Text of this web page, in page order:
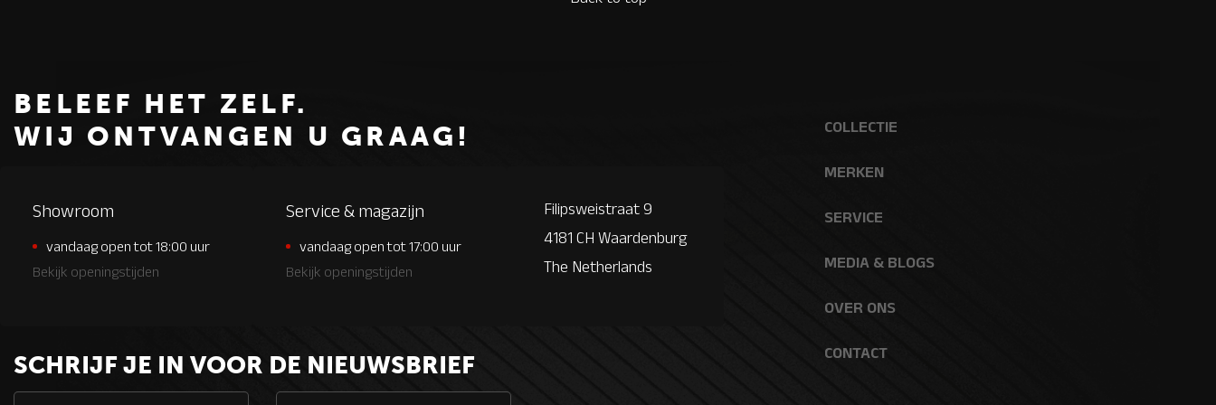
BELEEF HET ZELF.
WIJ ONTVANGEN U GRAAG!
Showroom
vandaag open tot 18:00 uur
Bekijk openingstijden
Service & magazijn
vandaag open tot 17:00 uur
Bekijk openingstijden
Filipsweistraat 9
4181 CH Waardenburg
The Netherlands
SCHRIJF JE IN VOOR DE NIEUWSBRIEF
COLLECTIE
MERKEN
SERVICE
MEDIA & BLOGS
OVER ONS
CONTACT